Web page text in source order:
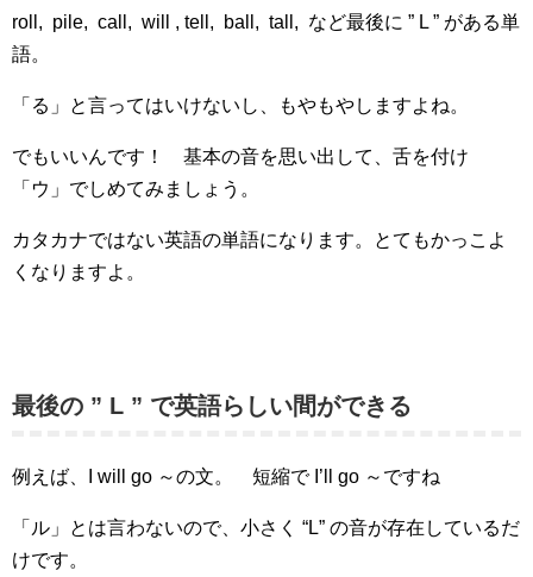
roll, pile, call, will , tell, ball, tall, など最後に ” L ” がある単
語。
「る」と言ってはいけないし、もやもやしますよね。
でもいいんです！ 基本の音を思い出して、舌を付け
「ウ」でしめてみましょう。
カタカナではない英語の単語になります。とてもかっこよ
くなりますよ。
最後の ” L ” で英語らしい間ができる
例えば、I will go ～の文。 短縮で I’ll go ～ですね
「ル」とは言わないので、小さく “L” の音が存在しているだ
けです。